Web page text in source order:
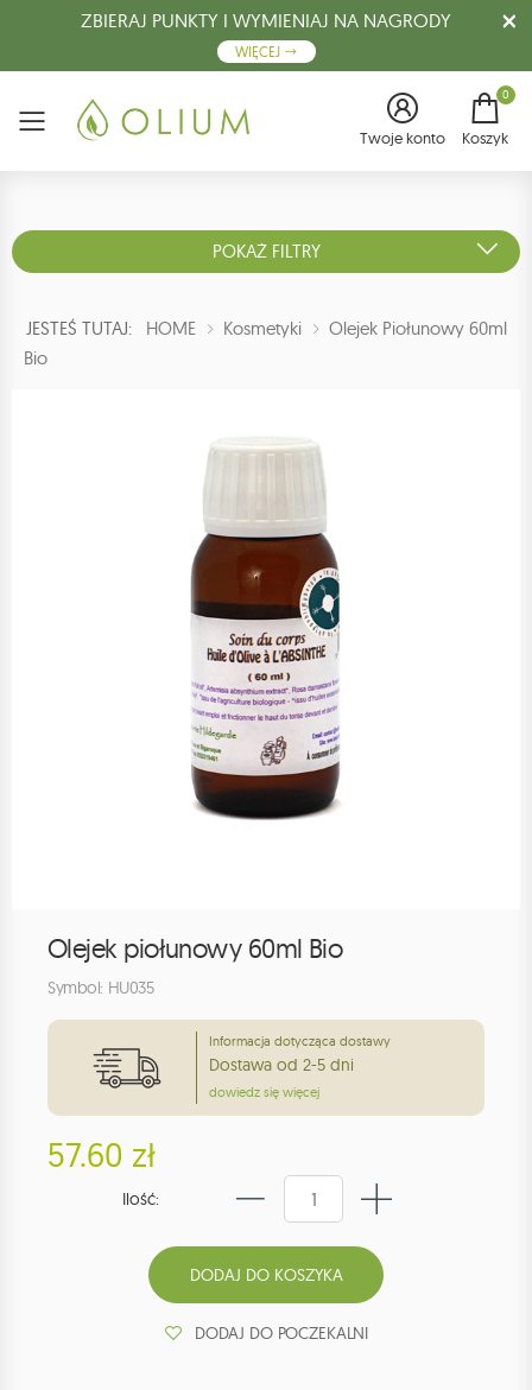
ZBIERAJ PUNKTY I WYMIENIAJ NA NAGRODY
WIĘCEJ
Menu Twoje konto
0
Koszyk
POKAŻ FILTRY
JESTEŚ TUTAJ: HOME Kosmetyki
Olejek Piołunowy 60ml
Bio
Olejek piołunowy 60ml Bio
Symbol: HU035
Informacja dotycząca dostawy
Dostawa od 2-5 dni
dowiedz się więcej
57.60 zł
Ilość:
DODAJ DO POCZEKALNI